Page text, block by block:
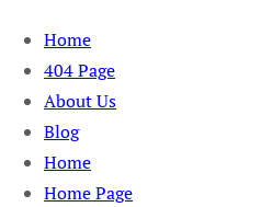
Skip
content
Home
404 Page
About Us
Blog
Home
Home Page